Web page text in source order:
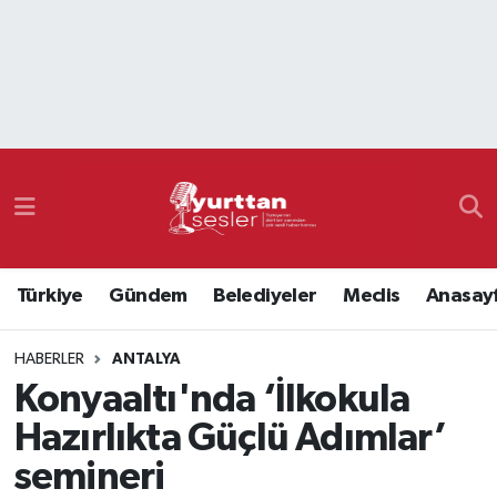
Türkiye Gündem Belediyeler Meclis
HABERLER ANTALYA
Konyaaltı'nda ‘İlkokula
Hazırlıkta Güçlü Adımlar’
semineri
Namaz Vakitleri
Süper Lig Puan Durumu ve Fikstür
Tüm Manşetler
Son Dakika Haberleri
Haber Arşivi